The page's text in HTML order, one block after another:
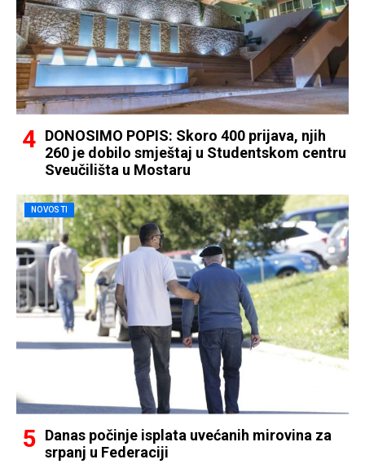
DONOSIMO POPIS: Skoro 400 prijava, njih
260 je dobilo smještaj u Studentskom centru
Sveučilišta u Mostaru
NOVOSTI
Danas počinje isplata uvećanih mirovina za
srpanj u Federaciji